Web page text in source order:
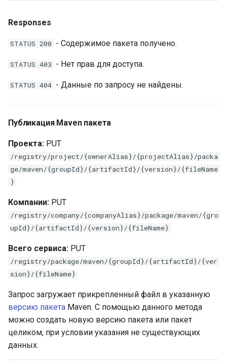
Responses
STATUS 200 - Содержимое пакета получено.
STATUS 403 - Нет прав для доступа.
STATUS 404 - Данные по запросу не найдены.
Публикация Maven пакета
Проекта: PUT
/registry/project/{ownerAlias}/{projectAlias}/packa
ge/maven/{groupId}/{artifactId}/{version}/{fileName
}
Компании: PUT
/registry/company/{companyAlias}/package/maven/{gro
upId}/{artifactId}/{version}/{fileName}
Всего сервиса: PUT
/registry/package/maven/{groupId}/{artifactId}/{ver
sion}/{fileName}
Запрос загружает прикрепленный файл в указанную
версию пакета Maven. С помощью данного метода
можно создать новую версию пакета или пакет
целиком, при условии указания не существующих
данных.